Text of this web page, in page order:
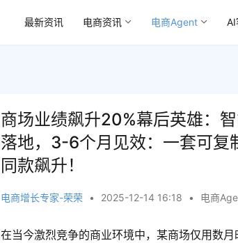
最新资讯 电商资讯 电商Agent AI
商场业绩飙升20%幕后英雄：
落地，3-6个月见效：一套可复
同款飙升！
电商增长专家-荣荣 • 2025-12-14 16:18 • 电商
在当今激烈竞争的商业环境中，某商场仅用数